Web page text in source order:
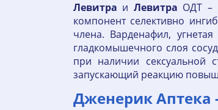
Левитра и Левитра ОДТ –
компонент селективно
члена. Варденафил,
гладкомышечного слоя
при наличии сексуальной
запускающий реакцию
Дженерик Аптека